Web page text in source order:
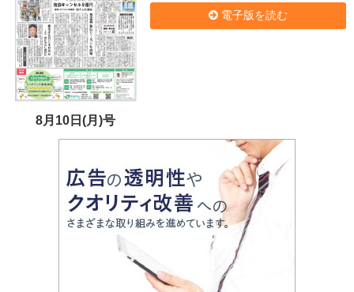
8月10日(月)号
電子版を読む